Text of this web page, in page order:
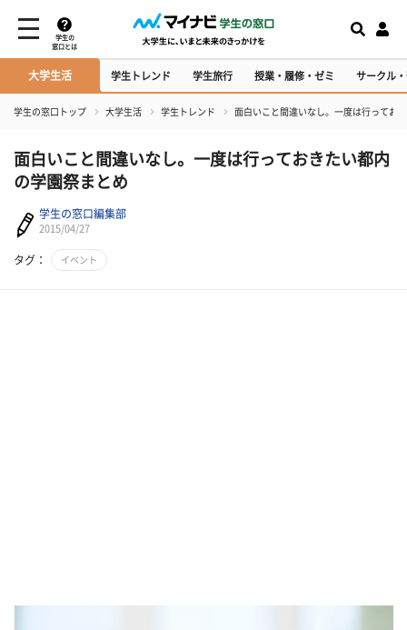
学生の
窓口とは
大学生活 学生トレンド 学生旅行 授業・履修・ゼミ サークル
学生の窓口トップ 大学生活 学生トレンド 面白いこと間違いなし。一度は行ってお
面白いこと間違いなし。一度は行っておきたい都内
の学園祭まとめ
学生の窓口編集部
2015/04/27
タグ： イベント